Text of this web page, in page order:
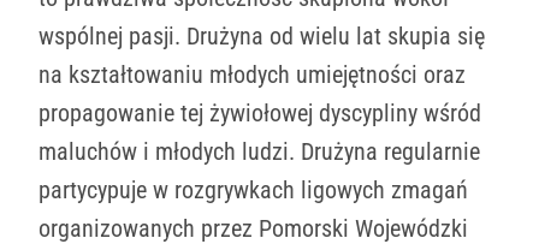
wspólnej pasji. Drużyna od wielu lat skupia się
na kształtowaniu młodych umiejętności oraz
propagowanie tej żywiołowej dyscypliny wśród
maluchów i młodych ludzi. Drużyna regularnie
partycypuje w rozgrywkach ligowych zmagań
organizowanych przez Pomorski Wojewódzki